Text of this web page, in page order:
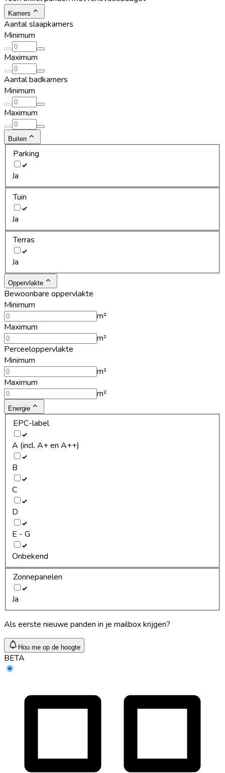
Kamers
Aantal slaapkamers
Minimum
Maximum
Aantal badkamers
Minimum
Maximum
Buiten
Parking
Ja
Tuin
Ja
Terras
Ja
Oppervlakte
Bewoonbare oppervlakte
Minimum
m²
Maximum
m²
Perceeloppervlakte
Minimum
m²
Maximum
m²
Energie
EPC-label
A (incl. A+ en A++)
B
C
D
E - G
Onbekend
Zonnepanelen
Ja
Als eerste nieuwe panden in je mailbox krijgen?
Hou me op de hoogte
BETA